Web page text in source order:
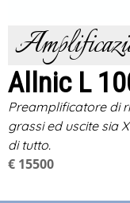
Allnic L
Preamplificatore di
grassi ed uscite sia
di tutto.
€ 15500